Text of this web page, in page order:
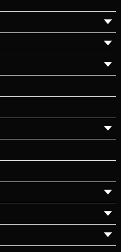
▼
▼
▼
▼
▼
▼
▼